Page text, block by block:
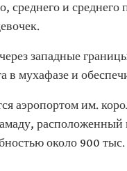
среднего и
западные
в мухафазе и
аэропортом им.
расположенный
около 900